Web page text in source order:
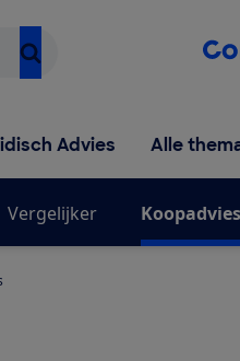
Advies Alle
Vergelijker Koopadvies